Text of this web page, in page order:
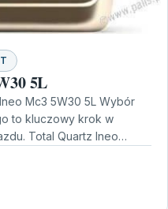
5L
Mc3 5W30 5L Wybór
to kluczowy krok w
Total Quartz Ineo…